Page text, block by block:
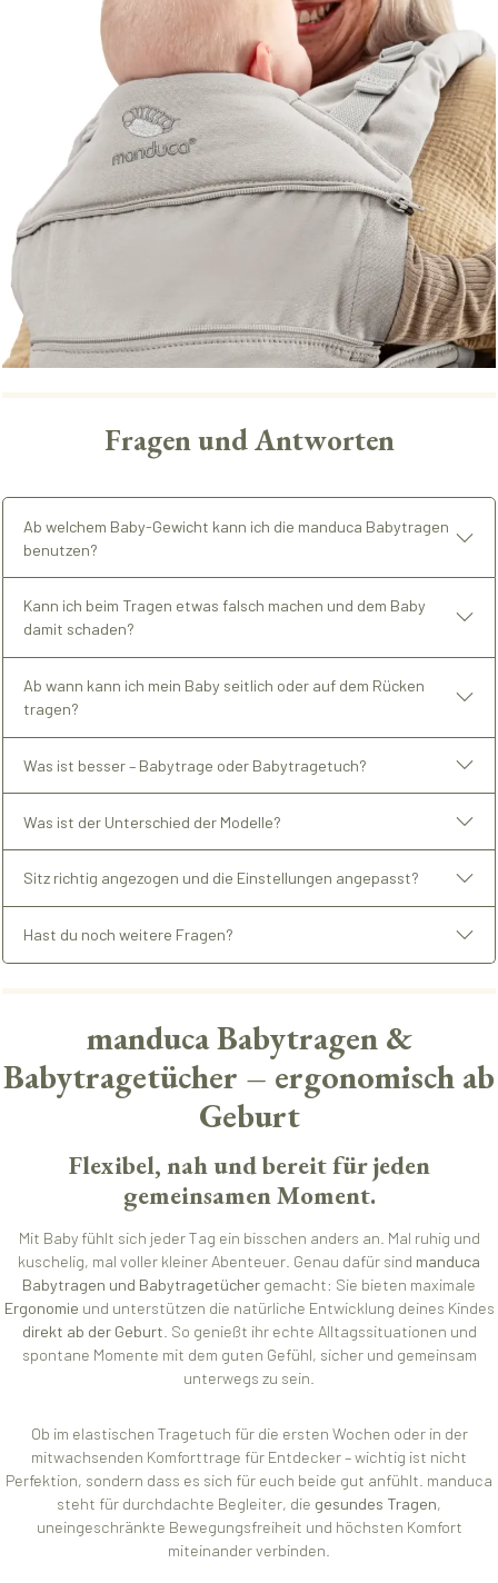
Fragen und Antworten
Ab welchem Baby-Gewicht kann ich die manduca Babytragen
benutzen?
Kann ich beim Tragen etwas falsch machen und dem Baby
damit schaden?
Ab wann kann ich mein Baby seitlich oder auf dem Rücken
tragen?
Was ist besser – Babytrage oder Babytragetuch?
Was ist der Unterschied der Modelle?
Sitz richtig angezogen und die Einstellungen angepasst?
Hast du noch weitere Fragen?
manduca Babytragen &
Babytragetücher – ergonomisch ab
Geburt
Flexibel, nah und bereit für jeden
gemeinsamen Moment.
Mit Baby fühlt sich jeder Tag ein bisschen anders an. Mal ruhig und
kuschelig, mal voller kleiner Abenteuer. Genau dafür sind manduca
Babytragen und Babytragetücher gemacht: Sie bieten maximale
Ergonomie und unterstützen die natürliche Entwicklung deines Kindes
direkt ab der Geburt. So genießt ihr echte Alltagssituationen und
spontane Momente mit dem guten Gefühl, sicher und gemeinsam
unterwegs zu sein.
Ob im elastischen Tragetuch für die ersten Wochen oder in der
mitwachsenden Komforttrage für Entdecker – wichtig ist nicht
Perfektion, sondern dass es sich für euch beide gut anfühlt. manduca
steht für durchdachte Begleiter, die gesundes Tragen,
uneingeschränkte Bewegungsfreiheit und höchsten Komfort
miteinander verbinden.